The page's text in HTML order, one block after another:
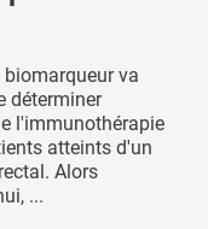
biomarqueur va
déterminer
l'immunothérapie
atteints d'un
Alors
...